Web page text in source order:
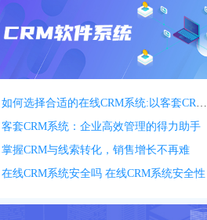
如何选择合适的在线CRM系统:以客套CRM系统为例
客套CRM系统：企业高效管理的得力助手
掌握CRM与线索转化，销售增长不再难
在线CRM系统安全吗 在线CRM系统安全性